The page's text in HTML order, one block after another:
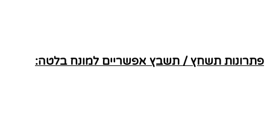
פתרונות תשחץ / תשבץ אפשריים למונח בלטה: